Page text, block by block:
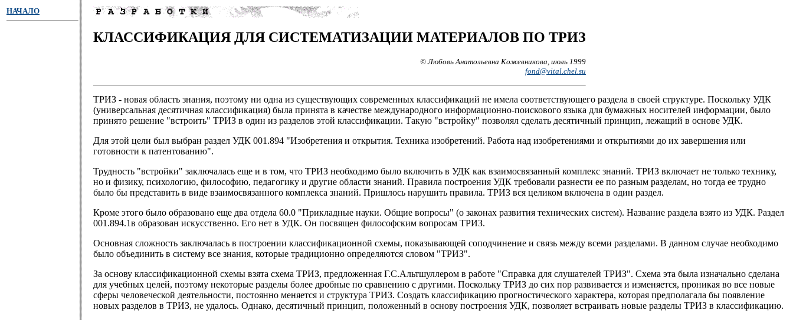
НАЧАЛО
КЛАССИФИКАЦИЯ ДЛЯ СИСТЕМАТИЗАЦИИ МАТЕРИАЛОВ ПО ТРИЗ
© Любовь Анатольевна Кожевникова, июль 1999
fond@vital.chel.su
ТРИЗ - новая область знания, поэтому ни одна из существующих современных классификаций не имела соответствующего раздела в своей структуре. Поскольку УДК
(универсальная десятичная классификация) была принята в качестве международного информационно-поискового языка для бумажных носителей информации, было
принято решение "встроить" ТРИЗ в один из разделов этой классификации. Такую "встройку" позволял сделать десятичный принцип, лежащий в основе УДК.
Для этой цели был выбран раздел УДК 001.894 "Изобретения и открытия. Техника изобретений. Работа над изобретениями и открытиями до их завершения или
готовности к патентованию".
Трудность "встройки" заключалась еще и в том, что ТРИЗ необходимо было включить в УДК как взаимосвязанный комплекс знаний. ТРИЗ включает не только технику,
но и физику, психологию, философию, педагогику и другие области знаний. Правила построения УДК требовали разнести ее по разным разделам, но тогда ее трудно
было бы представить в виде взаимосвязанного комплекса знаний. Пришлось нарушить правила. ТРИЗ вся целиком включена в один раздел.
Кроме этого было образовано еще два отдела 60.0 "Прикладные науки. Общие вопросы" (о законах развития технических систем). Название раздела взято из УДК. Раздел
001.894.1в образован искусственно. Его нет в УДК. Он посвящен философским вопросам ТРИЗ.
Основная сложность заключалась в построении классификационной схемы, показывающей соподчинение и связь между всеми разделами. В данном случае необходимо
было объединить в систему все знания, которые традиционно определяются словом "ТРИЗ".
За основу классификационной схемы взята схема ТРИЗ, предложенная Г.С.Альтшуллером в работе "Справка для слушателей ТРИЗ". Схема эта была изначально сделана
для учебных целей, поэтому некоторые разделы более дробные по сравнению с другими. Поскольку ТРИЗ до сих пор развивается и изменяется, проникая во все новые
сферы человеческой деятельности, постоянно меняется и структура ТРИЗ. Создать классификацию прогностического характера, которая предполагала бы появление
новых разделов в ТРИЗ, не удалось. Однако, десятичный принцип, положенный в основу построения УДК, позволяет встраивать новые разделы ТРИЗ в классификацию.